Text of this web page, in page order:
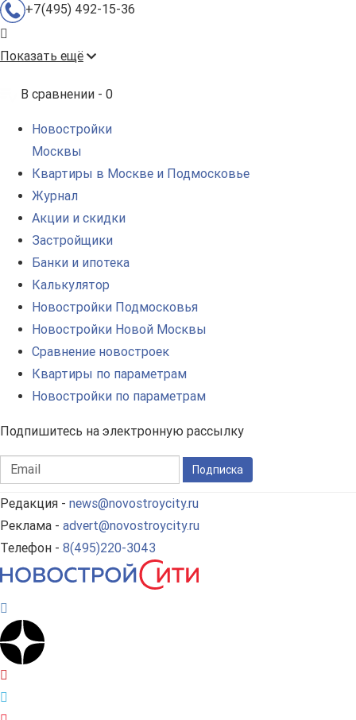
+7(495) 492-15-36
Показать ещё
В сравнении - 0
Новостройки
Москвы
Квартиры в Москве и Подмосковье
Журнал
Акции и скидки
Застройщики
Банки и ипотека
Калькулятор
Новостройки Подмосковья
Новостройки Новой Москвы
Сравнение новостроек
Квартиры по параметрам
Новостройки по параметрам
Подпишитесь на электронную рассылку
Подписка
Редакция - news@novostroycity.ru
Реклама - advert@novostroycity.ru
Телефон - 8(495)220-3043